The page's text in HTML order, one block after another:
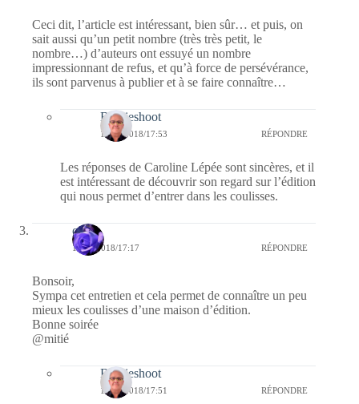
Ceci dit, l’article est intéressant, bien sûr… et puis, on
sait aussi qu’un petit nombre (très très petit, le
nombre…) d’auteurs ont essuyé un nombre
impressionnant de refus, et qu’à force de persévérance,
ils sont parvenus à publier et à se faire connaître…
Bernieshoot
12/03/2018/17:53 RÉPONDRE
Les réponses de Caroline Lépée sont sincères, et il
est intéressant de découvrir son regard sur l’édition
qui nous permet d’entrer dans les coulisses.
covix
11/03/2018/17:17 RÉPONDRE
Bonsoir,
Sympa cet entretien et cela permet de connaître un peu
mieux les coulisses d’une maison d’édition.
Bonne soirée
@mitié
Bernieshoot
12/03/2018/17:51 RÉPONDRE